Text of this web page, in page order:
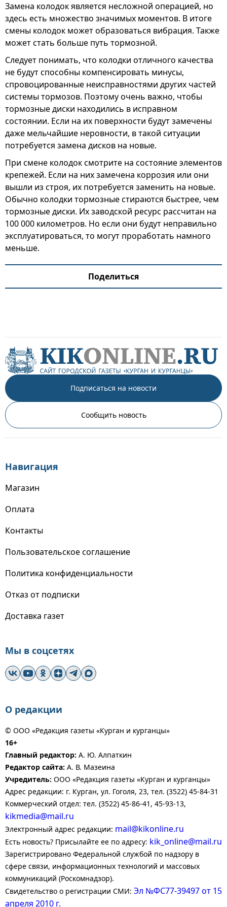
Замена колодок является несложной операцией, но
здесь есть множество значимых моментов. В итоге
смены колодок может образоваться вибрация. Также
может стать больше путь тормозной.
Следует понимать, что колодки отличного качества
не будут способны компенсировать минусы,
спровоцированные неисправностями других частей
системы тормозов. Поэтому очень важно, чтобы
тормозные диски находились в исправном
состоянии. Если на их поверхности будут замечены
даже мельчайшие неровности, в такой ситуации
потребуется замена дисков на новые.
При смене колодок смотрите на состояние элементов
крепежей. Если на них замечена коррозия или они
вышли из строя, их потребуется заменить на новые.
Обычно колодки тормозные стираются быстрее, чем
тормозные диски. Их заводской ресурс рассчитан на
100 000 километров. Но если они будут неправильно
эксплуатироваться, то могут проработать намного
меньше.
Поделиться
Подписаться на новости
Сообщить новость
Навигация
Магазин
Оплата
Контакты
Пользовательское соглашение
Политика конфиденциальности
Отказ от подписки
Доставка газет
Мы в соцсетях
О редакции
© ООО «Редакция газеты «Курган и курганцы»
16+
Главный редактор: А. Ю. Алпаткин
Редактор сайта: А. В. Мазеина
Учредитель: ООО «Редакция газеты «Курган и курганцы»
Адрес редакции: г. Курган, ул. Гоголя, 23, тел. (3522) 45-84-31
Коммерческий отдел: тел. (3522) 45-86-41, 45-93-13,
kikmedia@mail.ru
Электронный адрес редакции: mail@kikonline.ru
Есть новость? Присылайте ее по адресу: kik_online@mail.ru
Зарегистрировано Федеральной службой по надзору в
сфере связи, информационных технологий и массовых
коммуникаций (Роскомнадзор).
Свидетельство о регистрации СМИ: Эл №ФС77-39497 от 15
апреля 2010 г.